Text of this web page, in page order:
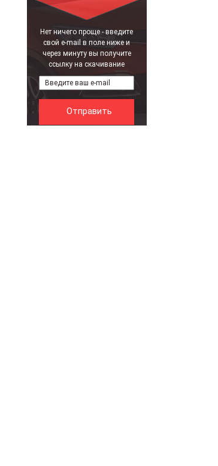
Нет ничего проще - введите
свой e-mail в поле ниже и
через минуту вы получите
ссылку на скачивание